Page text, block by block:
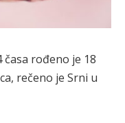
rođeno je 18
rečeno je Srni u